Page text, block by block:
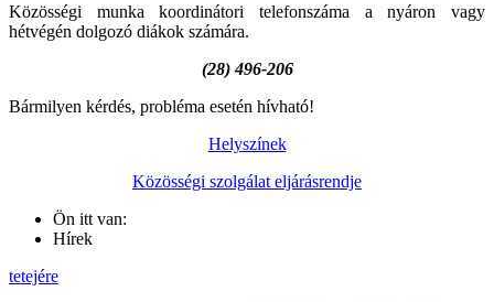
Közösségi munka koordinátori telefonszáma a nyáron vagy
hétvégén dolgozó diákok számára.
(28) 496-206
Bármilyen kérdés, probléma esetén hívható!
Helyszínek
Közösségi szolgálat eljárásrendje
Ön itt van:
Hírek
tetejére